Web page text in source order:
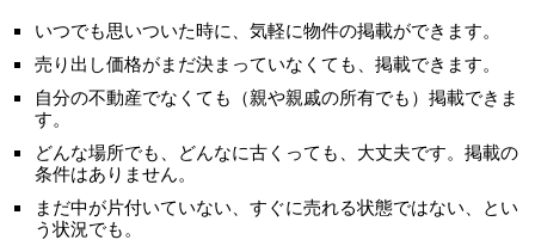
いつでも思いついた時に、気軽に物件の掲載ができます。
売り出し価格がまだ決まっていなくても、掲載できます。
自分の不動産でなくても（親や親戚の所有でも）掲載できま
す。
どんな場所でも、どんなに古くっても、大丈夫です。掲載の
条件はありません。
まだ中が片付いていない、すぐに売れる状態ではない、とい
う状況でも。